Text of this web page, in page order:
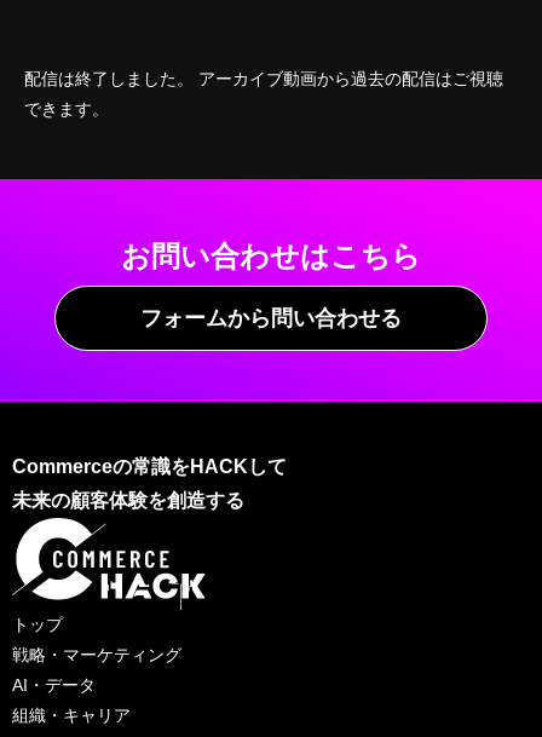
配信は終了しました。 アーカイブ動画から過去の配信はご視聴
できます。
お問い合わせはこちら
フォームから問い合わせる
Commerceの常識をHACKして
未来の顧客体験を創造する
トップ
戦略・マーケティング
AI・データ
組織・キャリア